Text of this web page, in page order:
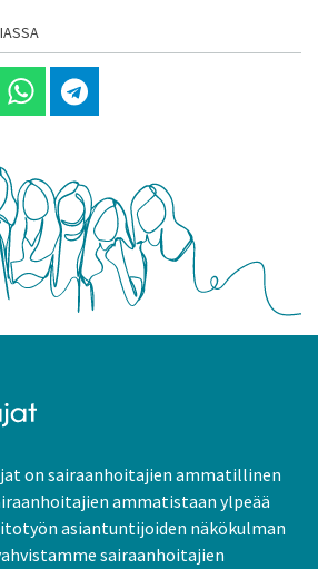
Jaa Whatsappissa
Jaa Telegramissa
on sairaanhoitajien ammatillinen
ammatistaan ylpeää
asiantuntijoiden näkökulman
sairaanhoitajien